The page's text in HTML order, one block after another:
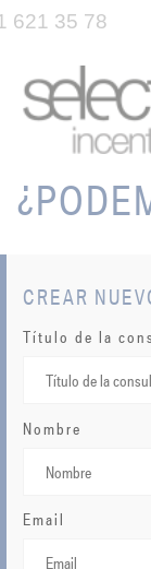
621 35 78
CREAR
Título de la
Nombre
Email